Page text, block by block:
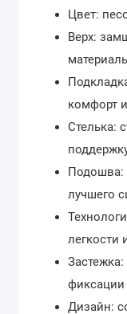
Цвет:
Верх:
комфорт
Стелька:
Подошва:
лучшего
легкости
фиксации
Дизайн: